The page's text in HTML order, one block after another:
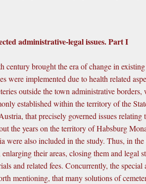
administrative-legal issues. Part I
century brought the era of change in
were implemented due to health related
outside the town administrative
established within the territory of the
that precisely governed issues
the years on the territory of Habsburg
were also included in the study. Thus, in
their areas, closing them and legal
and related fees. Concurrently, the
mentioning, that many solutions of